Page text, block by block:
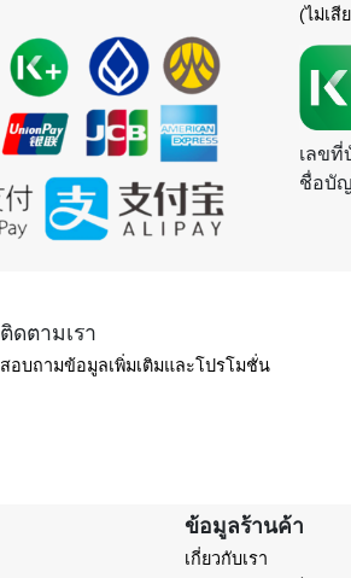
(ไม่เสี
เลข
ชื่อบั
ติดตามเรา
สอบถามข้อมูลเพิ่มเติมและโปรโมชั่น
ข้อมูลร้านค้า
เกี่ยวกับเรา